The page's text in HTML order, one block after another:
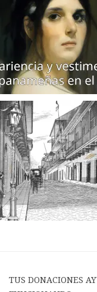
TUS DONACIONES